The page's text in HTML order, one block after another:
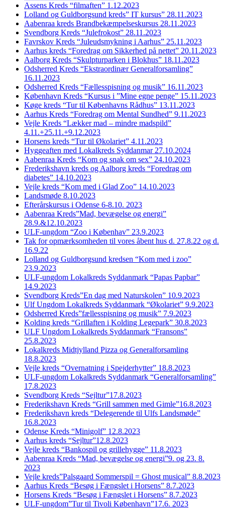
Assens Kreds “filmaften” 1.12.2023
Lolland og Guldborgsund kreds” IT kursus” 28.11.2023
Aabenraa kreds Brandbekæmpelseskursus 28.11.2023
Svendborg Kreds “Julefrokost” 28.11.2023
Favrskov Kreds “Juleudsmykning i Aarhus” 25.11.2023
Aarhus kreds “Foredrag om Sikkerhed på nettet” 20.11.2023
Aalborg Kreds “Skulpturparken i Blokhus” 18.11.2023
Odsherred Kreds “Ekstraordinær Generalforsamling”
16.11.2023
Odsherred Kreds “Fællesspisning og musik” 16.11.2023
København Kreds “Kursus i ”Mine egne penge” 15.11.2023
Køge kreds “Tur til Københavns Rådhus” 13.11.2023
Aarhus Kreds “Foredrag om Mental Sundhed” 9.11.2023
Vejle Kreds “Lækker mad – mindre madspild”
4.11.+25.11.+9.12.2023
Horsens kreds “Tur til Økolariet” 4.11.2023
Hyggeaften med Lokalkreds Syddanmar 27.10.2024
Aabenraa Kreds “Kom og snak om sex” 24.10.2023
Frederikshavn kreds og Aalborg kreds “Foredrag om
diabetes” 14.10.2023
Vejle kreds “Kom med i Glad Zoo” 14.10.2023
Landsmøde 8.10.2023
Efterårskursus i Odense 6-8.10. 2023
Aabenraa Kreds”Mad, bevægelse og energi”
28.9.&12.10.2023
ULF-ungdom “Zoo i Københav” 23.9.2023
Tak for opmærksomheden til vores åbent hus d. 27.8.22 og d.
16.9.22
Lolland og Guldborgsund kredsen “Kom med i zoo”
23.9.2023
ULF-ungdom Lokalkreds Syddanmark “Papas Papbar”
14.9.2023
Svendborg Kreds”En dag med Naturskolen” 10.9.2023
Ulf Ungdom Lokalkreds Syddanmark “Økolariet” 9.9.2023
Odsherred Kreds”fællesspisning og musik” 7.9.2023
Kolding kreds “Grillaften i Kolding Legepark” 30.8.2023
ULF Ungdom Lokalkreds Syddanmark “Fransons”
25.8.2023
Lokalkreds Midtjylland Pizza og Generalforsamling
18.8.2023
Vejle kreds “Overnatning i Spejderhytter” 18.8.2023
ULF-ungdom Lokalkreds Syddanmark “Generalforsamling”
17.8.2023
Svendborg Kreds “Sejltur”17.8.2023
Frederikshavn Kreds “Grill sammen med Gimle”16.8.2023
Frederikshavn kreds “Delegerende til Ulfs Landsmøde”
16.8.2023
Odense Kreds “Minigolf” 12.8.2023
Aarhus kreds “Sejltur”12.8.2023
Vejle kreds “Bankospil og grillehygge” 11.8.2023
Aabenraa Kreds “Mad, bevægelse og energi”9. og 23. 8.
2023
Vejle kreds”Palsgaard Sommerspil = Ghost musical” 8.8.2023
Aarhus Kreds “Besøg i Fængslet i Horsens” 8.7.2023
Horsens Kreds “Besøg i Fængslet i Horsens” 8.7.2023
ULF-ungdom”Tur til Tivoli København”17.6. 2023